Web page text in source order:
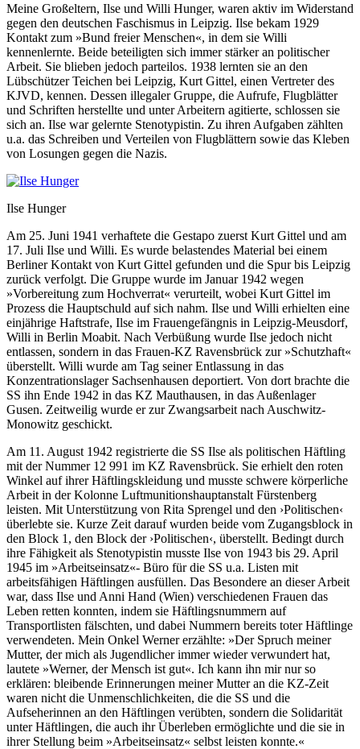
Meine Großeltern, Ilse und Willi Hunger, waren aktiv im Widerstand
gegen den deutschen Faschismus in Leipzig. Ilse bekam 1929
Kontakt zum »Bund freier Menschen«, in dem sie Willi
kennenlernte. Beide beteiligten sich immer stärker an politischer
Arbeit. Sie blieben jedoch parteilos. 1938 lernten sie an den
Lübschützer Teichen bei Leipzig, Kurt Gittel, einen Vertreter des
KJVD, kennen. Dessen illegaler Gruppe, die Aufrufe, Flugblätter
und Schriften herstellte und unter Arbeitern agitierte, schlossen sie
sich an. Ilse war gelernte Stenotypistin. Zu ihren Aufgaben zählten
u.a. das Schreiben und Verteilen von Flugblättern sowie das Kleben
von Losungen gegen die Nazis.
Ilse Hunger
Am 25. Juni 1941 verhaftete die Gestapo zuerst Kurt Gittel und am
17. Juli Ilse und Willi. Es wurde belastendes Material bei einem
Berliner Kontakt von Kurt Gittel gefunden und die Spur bis Leipzig
zurück verfolgt. Die Gruppe wurde im Januar 1942 wegen
»Vorbereitung zum Hochverrat« verurteilt, wobei Kurt Gittel im
Prozess die Hauptschuld auf sich nahm. Ilse und Willi erhielten eine
einjährige Haftstrafe, Ilse im Frauengefängnis in Leipzig-Meusdorf,
Willi in Berlin Moabit. Nach Verbüßung wurde Ilse jedoch nicht
entlassen, sondern in das Frauen-KZ Ravensbrück zur »Schutzhaft«
überstellt. Willi wurde am Tag seiner Entlassung in das
Konzentrationslager Sachsenhausen deportiert. Von dort brachte die
SS ihn Ende 1942 in das KZ Mauthausen, in das Außenlager
Gusen. Zeitweilig wurde er zur Zwangsarbeit nach Auschwitz-
Monowitz geschickt.
Am 11. August 1942 registrierte die SS Ilse als politischen Häftling
mit der Nummer 12 991 im KZ Ravensbrück. Sie erhielt den roten
Winkel auf ihrer Häftlingskleidung und musste schwere körperliche
Arbeit in der Kolonne Luftmunitionshauptanstalt Fürstenberg
leisten. Mit Unterstützung von Rita Sprengel und den ›Politischen‹
überlebte sie. Kurze Zeit darauf wurden beide vom Zugangsblock in
den Block 1, den Block der ›Politischen‹, überstellt. Bedingt durch
ihre Fähigkeit als Stenotypistin musste Ilse von 1943 bis 29. April
1945 im »Arbeitseinsatz«- Büro für die SS u.a. Listen mit
arbeitsfähigen Häftlingen ausfüllen. Das Besondere an dieser Arbeit
war, dass Ilse und Anni Hand (Wien) verschiedenen Frauen das
Leben retten konnten, indem sie Häftlingsnummern auf
Transportlisten fälschten, und dabei Nummern bereits toter Häftlinge
verwendeten. Mein Onkel Werner erzählte: »Der Spruch meiner
Mutter, der mich als Jugendlicher immer wieder verwundert hat,
lautete »Werner, der Mensch ist gut«. Ich kann ihn mir nur so
erklären: bleibende Erinnerungen meiner Mutter an die KZ-Zeit
waren nicht die Unmenschlichkeiten, die die SS und die
Aufseherinnen an den Häftlingen verübten, sondern die Solidarität
unter Häftlingen, die auch ihr Überleben ermöglichte und die sie in
ihrer Stellung beim »Arbeitseinsatz« selbst leisten konnte.«